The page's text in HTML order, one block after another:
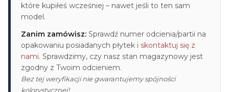
które kupiłeś wcześniej – nawet jeśli to ten sam
model.
Zanim zamówisz: Sprawdź numer odcienia/partii na
opakowaniu posiadanych płytek i skontaktuj się z
nami. Sprawdzimy, czy nasz stan magazynowy jest
zgodny z Twoim odcieniem.
Bez tej weryfikacji nie gwarantujemy spójności
kolorystycznej!